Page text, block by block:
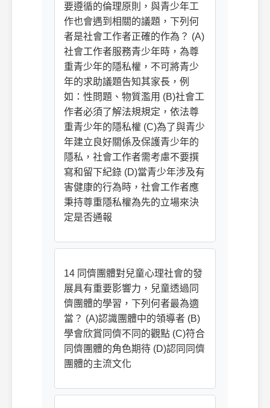
要遵循的倫理原則，與青少年工
作也會遇到相關的議題，下列何
者是社會工作者正確的作為？ (A)
社會工作者服務青少年時，為尊
重青少年的隱私權，不可將青少
年的求助議題告知其家長，例
如：性問題、物質濫用 (B)社會工
作者必須了解法規規定，依法尊
重青少年的隱私權 (C)為了與青少
年建立良好關係及保護青少年的
隱私，社會工作者需考慮不要撰
寫和留下紀錄 (D)當青少年涉及有
害健康的行為時，社會工作者應
秉持尊重隱私權為先的立場來決
定是否通報
14 同儕團體對兒童心理社會的發
展具有重要影響力，兒童透過同
儕團體的學習，下列何者最為適
當？ (A)認識團體中的領導者 (B)
學會欣賞同儕不同的觀點 (C)符合
同儕團體的角色期待 (D)認同同儕
團體的主流文化